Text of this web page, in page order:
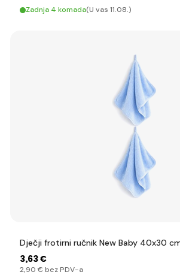
Zadnja 4 komada(U vas 11.08.)
Dječji frotirni ručnik New Baby 40x30
3,63 €
2,90 € bez PDV-a